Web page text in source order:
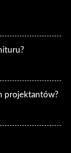
projektantów?